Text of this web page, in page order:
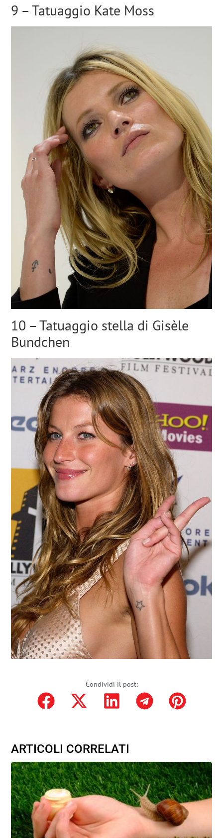
9 – Tatuaggio Kate Moss
10 – Tatuaggio stella di Gisèle
Bundchen
Condividi il post:
ARTICOLI CORRELATI